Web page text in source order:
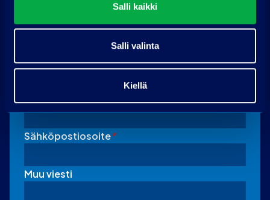
Salli kaikki
Salli valinta
Kiellä
Pyydä tarjous
Nimi
Sähköpostiosoite*
Muu viesti